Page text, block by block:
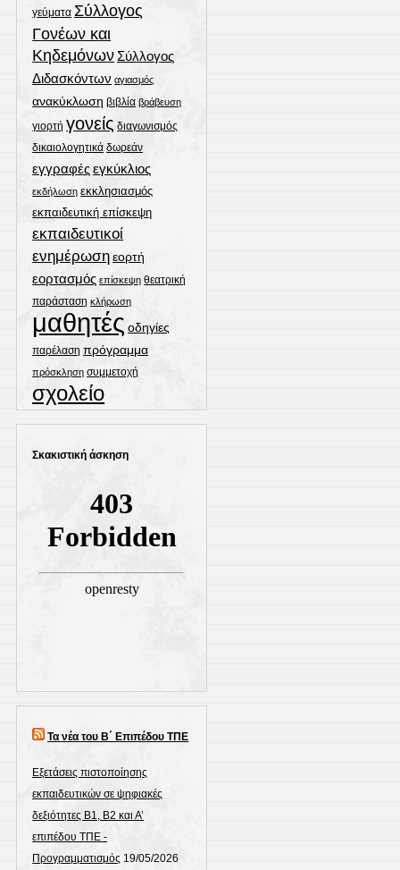
γεύματα Σύλλογος
Γονέων και
Κηδεμόνων Σύλλογος
Διδασκόντων αγιασμός
ανακύκλωση βιβλία βράβευση
γιορτή γονείς διαγωνισμός
δικαιολογητικά δωρεάν
εγγραφέςεγκύκλιος
εκδήλωση εκκλησιασμός
εκπαιδευτική επίσκεψη
εκπαιδευτικοί
ενημέρωση εορτή
εορτασμός επίσκεψη θεατρική
παράσταση κλήρωση
μαθητές οδηγίες
παρέλαση πρόγραμμα
πρόσκληση συμμετοχή
σχολείο
Σκακιστική άσκηση
Τα νέα του Β΄ Επιπέδου ΤΠΕ
Εξετάσεις πιστοποίησης
εκπαιδευτικών σε ψηφιακές
δεξιότητες Β1, Β2 και Α’
επιπέδου ΤΠΕ -
Προγραμματισμός 19/05/2026